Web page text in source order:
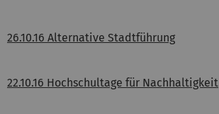
26.10.16 Alternative Stadtführung
22.10.16 Hochschultage für Nachhaltigkeit